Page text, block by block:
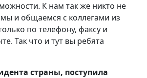
К нам так же никто не
и общаемся с коллегами из
по телефону, факсу и
Так что и тут вы ребята
страны, поступила